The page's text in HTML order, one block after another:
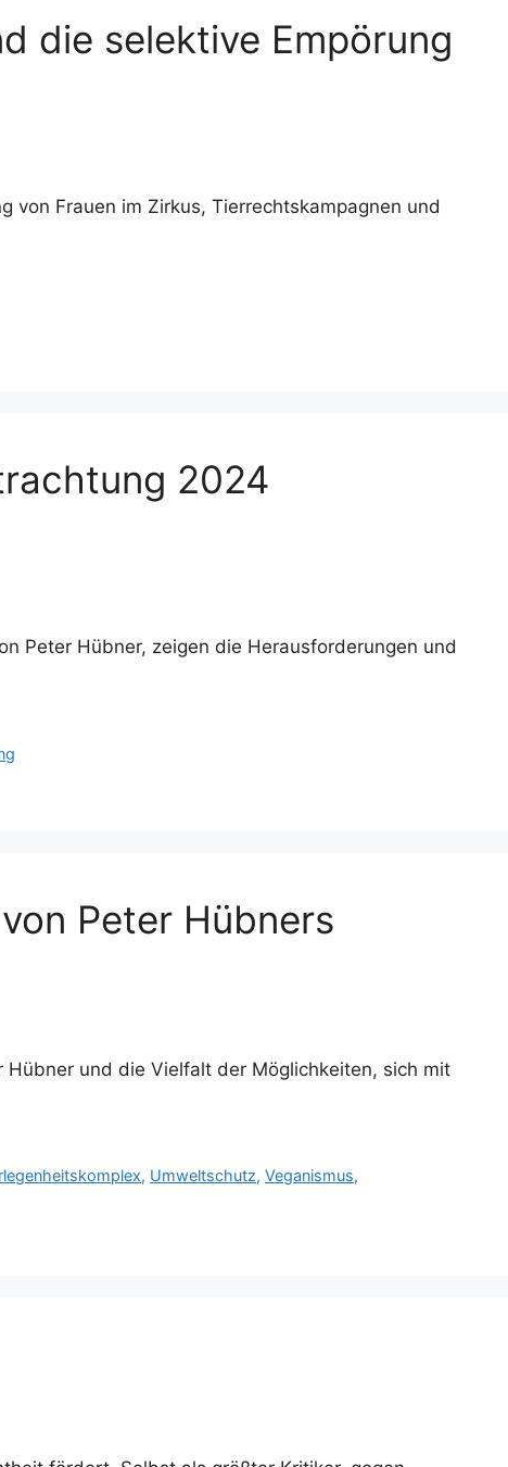
die selektive Empörung
von Frauen im Zirkus, Tierrechtskampagnen und
2024
Peter Hübner, zeigen die Herausforderungen und
Peter Hübners
Hübner und die Vielfalt der Möglichkeiten, sich mit
, Umweltschutz,Veganismus,